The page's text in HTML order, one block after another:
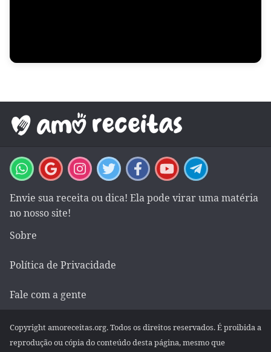
Envie sua receita ou dica! Ela pode virar uma matéria
no nosso site!
Sobre
Política de Privacidade
Fale com a gente
Copyright amoreceitas.org. Todos os direitos reservados. É proibida a
reprodução ou cópia do conteúdo desta página, mesmo que